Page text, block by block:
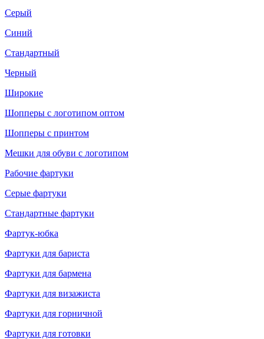
Серый
Синий
Стандартный
Черный
Широкие
Шопперы с логотипом оптом
Шопперы с принтом
Мешки для обуви с логотипом
Рабочие фартуки
Серые фартуки
Стандартные фартуки
Фартук-юбка
Фартуки для бариста
Фартуки для бармена
Фартуки для визажиста
Фартуки для горничной
Фартуки для готовки